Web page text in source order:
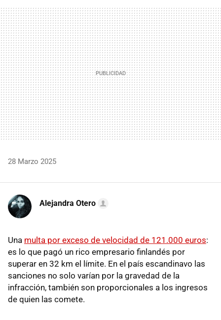
MAIL
28 Marzo 2025
Alejandra Otero
Una multa por exceso de velocidad de 121.000 euros:
es lo que pagó un rico empresario finlandés por
superar en 32 km el límite. En el país escandinavo las
sanciones no solo varían por la gravedad de la
infracción, también son proporcionales a los ingresos
de quien las comete.